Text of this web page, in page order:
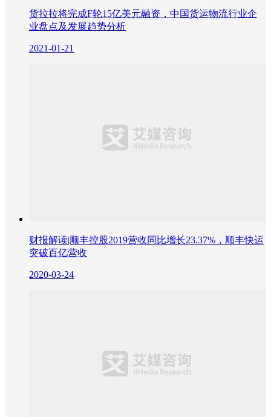
货拉拉将完成F轮15亿美元融资，中国货运物流行业企
业盘点及发展趋势分析
2021-01-21
财报解读|顺丰控股2019营收同比增长23.37%，顺丰快运
突破百亿营收
2020-03-24